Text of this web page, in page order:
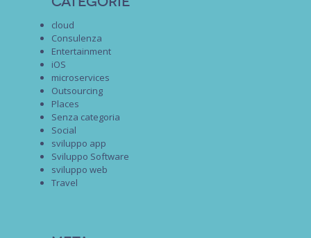
cloud
Consulenza
Entertainment
iOS
microservices
Outsourcing
Places
Senza categoria
Social
sviluppo app
Sviluppo Software
sviluppo web
Travel